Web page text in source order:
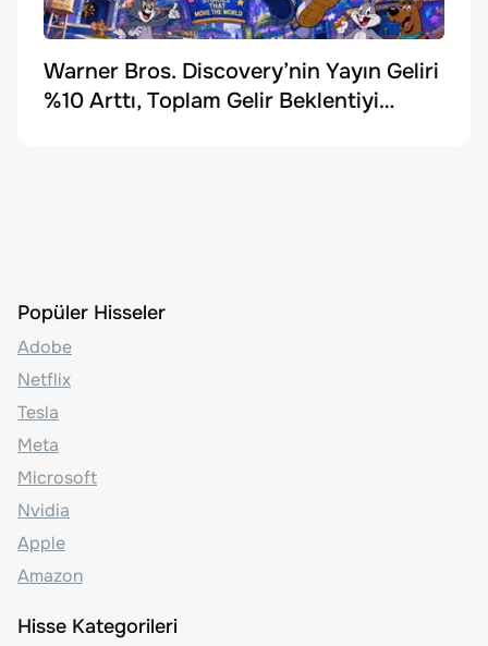
Warner Bros. Discovery’nin Yayın Geliri
%10 Arttı, Toplam Gelir Beklentiyi
Popüler Hisseler
Adobe
Netflix
Tesla
Meta
Microsoft
Nvidia
Apple
Amazon
Hisse Kategorileri